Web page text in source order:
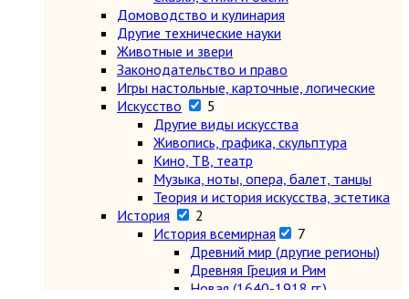
Домоводство и кулинария
Другие технические науки
Животные и звери
Законодательство и право
Игры настольные, карточные, логические
Искусство
5
Другие виды искусства
Живопись, графика, скульптура
Кино, ТВ, театр
Музыка, ноты, опера, балет, танцы
Теория и история искусства, эстетика
История
2
История всемирная
7
Древний мир (другие регионы)
Древняя Греция и Рим
Новая (1640-1918 гг.)